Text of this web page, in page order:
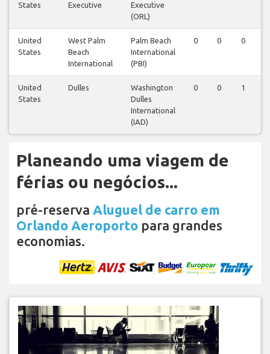
States
Executive
Executive
(ORL)
United
States
West Palm
Beach
International
Palm Beach
International
(PBI)
0 0 0
United
States
Dulles
Washington
Dulles
International
(IAD)
0 0 1
Planeando uma viagem de
férias ou negócios...
pré-reserva Aluguel de carro em
Orlando Aeroporto para grandes
economias.